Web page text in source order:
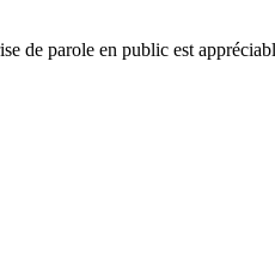
de parole en public est